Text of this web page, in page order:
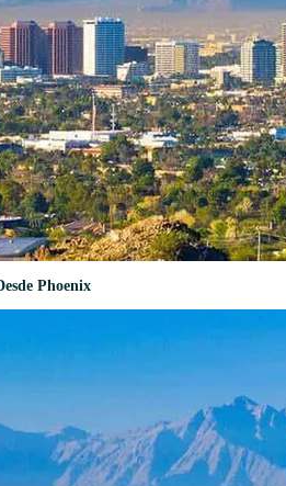
Phoenix